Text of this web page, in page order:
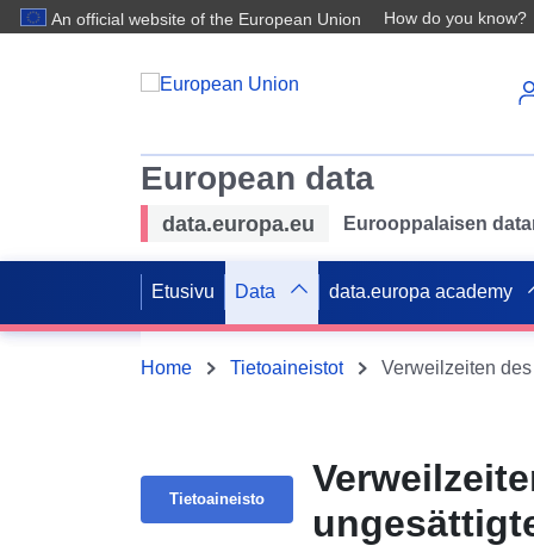
An official website of the European Union How do you know?
European data
data.europa.eu Eurooppalaisen
Etusivu Data data.europa academy
Home Tietoaineistot Verweilzeiten
Tietoaineisto